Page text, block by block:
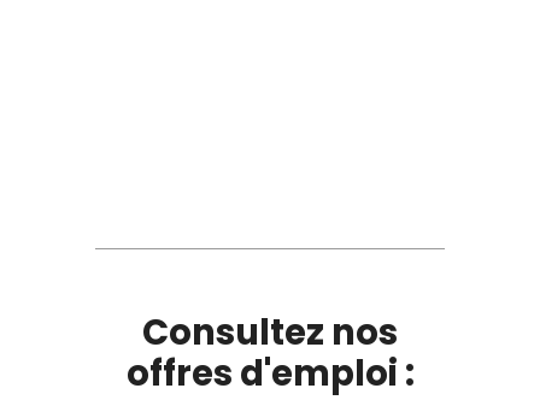
Consultez nos
offres d'emploi :